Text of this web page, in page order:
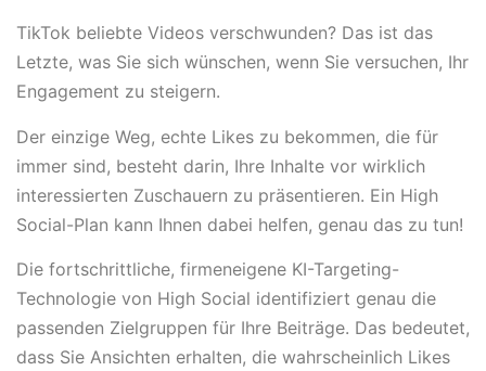
TikTok beliebte Videos verschwunden? Das ist das
Letzte, was Sie sich wünschen, wenn Sie versuchen, Ihr
Engagement zu steigern.
Der einzige Weg, echte Likes zu bekommen, die für
immer sind, besteht darin, Ihre Inhalte vor wirklich
interessierten Zuschauern zu präsentieren. Ein High
Social-Plan kann Ihnen dabei helfen, genau das zu tun!
Die fortschrittliche, firmeneigene KI-Targeting-
Technologie von High Social identifiziert genau die
passenden Zielgruppen für Ihre Beiträge. Das bedeutet,
dass Sie Ansichten erhalten, die wahrscheinlich Likes